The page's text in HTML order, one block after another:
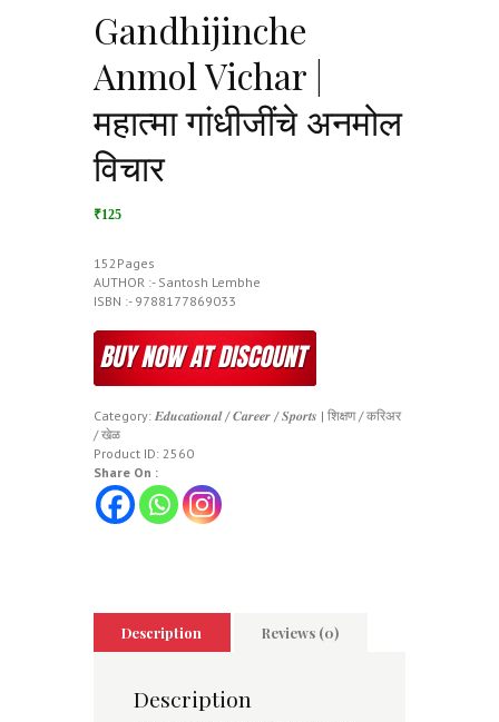
Gandhijinche
Anmol Vichar |
महात्मा गांधीजींचे अनमोल
विचार
₹125
152Pages
AUTHOR :- Santosh Lembhe
ISBN :- 9788177869033
Category: 𝑬𝒅𝒖𝒄𝒂𝒕𝒊𝒐𝒏𝒂𝒍 / 𝑪𝒂𝒓𝒆𝒆𝒓 / 𝑺𝒑𝒐𝒓𝒕𝒔 | शिक्षण / करिअर
/ खेळ
Product ID: 2560
Share On :
Description Reviews (0)
Description